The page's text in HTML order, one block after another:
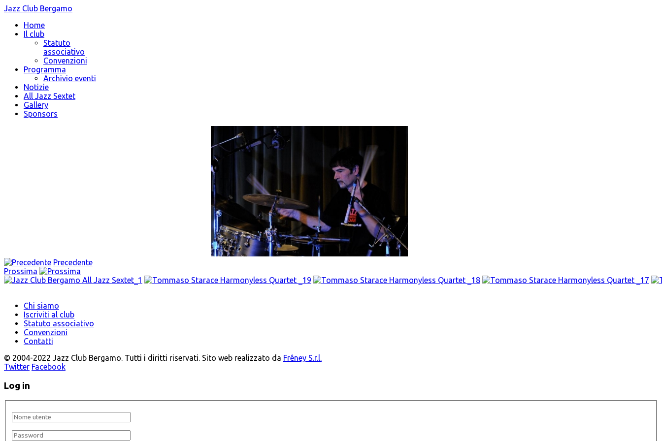
Jazz Club Bergamo
Home
Il club
Statuto
associativo
Convenzioni
Programma
Archivio eventi
Notizie
All Jazz Sextet
Gallery
Sponsors
Precedente
Prossima
Chi siamo
Iscriviti al club
Statuto associativo
Convenzioni
Contatti
© 2004-2022 Jazz Club Bergamo. Tutti i diritti riservati. Sito web realizzato da Frêney S.r.l.
Twitter Facebook
Log in